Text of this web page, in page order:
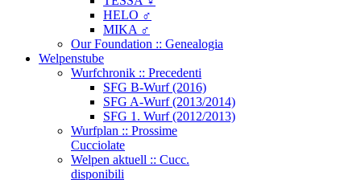
HELO ♂
MIKA ♂
Our Foundation :: Genealogia
Welpenstube
Wurfchronik :: Precedenti
SFG B-Wurf (2016)
SFG A-Wurf (2013/2014)
SFG 1. Wurf (2012/2013)
Wurfplan :: Prossime
Cucciolate
Welpen aktuell :: Cucc.
disponibili